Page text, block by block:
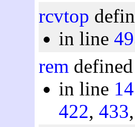
rcvtop
in line
rem
in line
422, 433